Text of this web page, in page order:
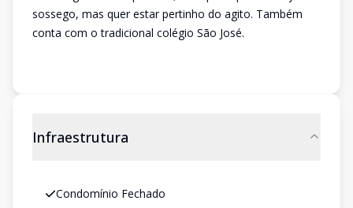
sossego, mas quer estar pertinho do agito. Também
conta com o tradicional colégio São José.
Infraestrutura
Condomínio Fechado